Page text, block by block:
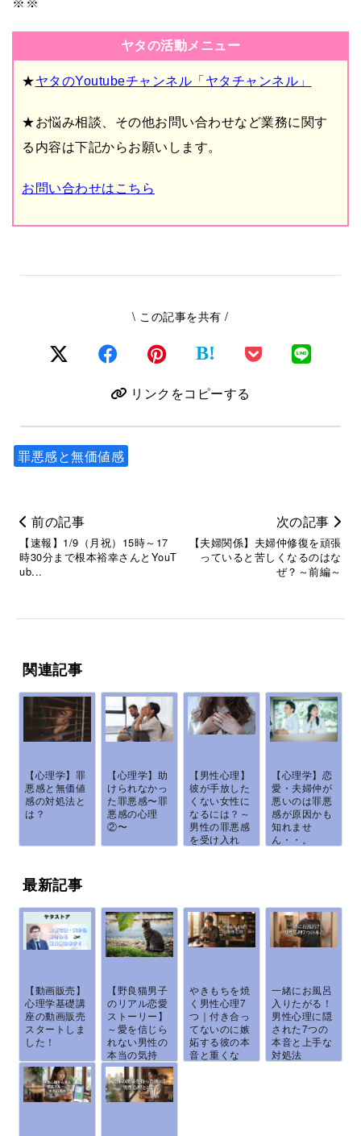
ヤタの活動メニュー
★ヤタのYoutubeチャンネル「ヤタチャンネル」
★お悩み相談、その他お問い合わせなど業務に関す
る内容は下記からお願いします。
お問い合わせはこちら
\ この記事を共有 /
B!
リンクをコピーする
罪悪感と無価値感
前の記事
【速報】1/9（月祝）15時～17
時30分まで根本裕幸さんとYouT
ub...
次の記事
【夫婦関係】夫婦仲修復を頑張
っていると苦しくなるのはな
ぜ？～前編～
関連記事
【心理学】罪
悪感と無価値
感の対処法と
は？
【心理学】助
けられなかっ
た罪悪感〜罪
悪感の心理
②〜
【男性心理】
彼が手放した
くない女性に
なるには？～
男性の罪悪感
を受け入れ
【心理学】恋
愛・夫婦仲が
悪いのは罪悪
感が原因かも
知れませ
ん・・。
最新記事
【動画販売】
心理学基礎講
座の動画販売
スタートしま
した！
【野良猫男子
のリアル恋愛
ストーリー】
～愛を信じら
れない男性の
本当の気持
ち...
やきもちを焼
く男性心理7
つ｜付き合っ
てないのに嫉
妬する彼の本
音と重くな
一緒にお風呂
入りたがる！
男性心理に隠
された7つの
本音と上手な
対処法